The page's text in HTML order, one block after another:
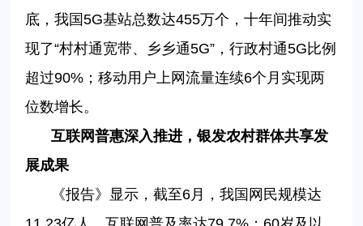
底，我国5G基站总数达455万个，十年间推动实
现了“村村通宽带、乡乡通5G”，行政村通5G比例
超过90%；移动用户上网流量连续6个月实现两
位数增长。
互联网普惠深入推进，银发农村群体共享发
展成果
《报告》显示，截至6月，我国网民规模达